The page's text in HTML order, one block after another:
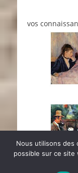
vos connaissances
Nous utilisons des
possible sur ce site